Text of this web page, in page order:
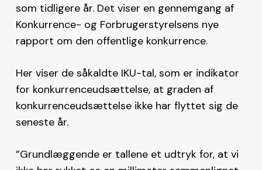
som tidligere år. Det viser en gennemgang af
Konkurrence- og Forbrugerstyrelsens nye
rapport om den offentlige konkurrence.
Her viser de såkaldte IKU-tal, som er indikator
for konkurrenceudsættelse, at graden af
konkurrenceudsættelse ikke har flyttet sig de
seneste år.
”Grundlæggende er tallene et udtryk for, at vi